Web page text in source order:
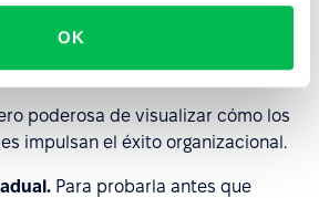
OK
de estados y el nivel general de
poderosa de visualizar cómo los
impulsan el éxito organizacional.
Para probarla antes que